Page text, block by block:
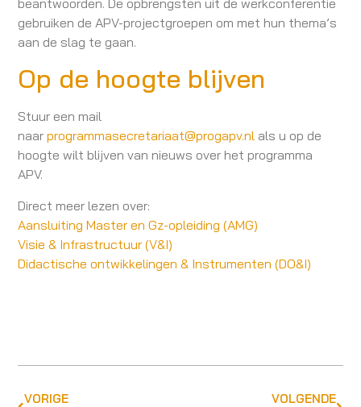
gebruiken de APV-projectgroepen om met hun thema’s
aan de slag te gaan.
Op de hoogte blijven
Stuur een mail
naarprogrammasecretariaat@progapv.nl als u op de
hoogte wilt blijven van nieuws over het programma
APV.
Direct meer lezen over:
Aansluiting Master en Gz-opleiding (AMG)
Visie & Infrastructuur (V&I)
Didactische ontwikkelingen & Instrumenten (DO&I)
VORIGE VOLGENDE